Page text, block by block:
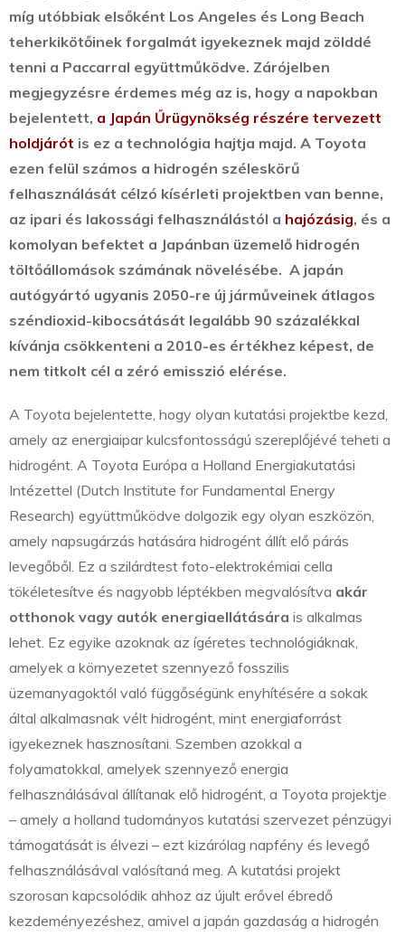
míg utóbbiak elsőként Los Angeles és Long Beach
teherkikötőinek forgalmát igyekeznek majd zölddé
tenni a Paccarral együttműködve. Zárójelben
megjegyzésre érdemes még az is, hogy a napokban
bejelentett, a Japán Űrügynökség részére tervezett
holdjárót is ez a technológia hajtja majd. A Toyota
ezen felül számos a hidrogén széleskörű
felhasználását célzó kísérleti projektben van benne,
az ipari és lakossági felhasználástól a hajózásig, és a
komolyan befektet a Japánban üzemelő hidrogén
töltőállomások számának növelésébe. A japán
autógyártó ugyanis 2050-re új járműveinek átlagos
széndioxid-kibocsátását legalább 90 százalékkal
kívánja csökkenteni a 2010-es értékhez képest, de
nem titkolt cél a zéró emisszió elérése.
A Toyota bejelentette, hogy olyan kutatási projektbe kezd,
amely az energiaipar kulcsfontosságú szereplőjévé teheti a
hidrogént. A Toyota Európa a Holland Energiakutatási
Intézettel (Dutch Institute for Fundamental Energy
Research) együttműködve dolgozik egy olyan eszközön,
amely napsugárzás hatására hidrogént állít elő párás
levegőből. Ez a szilárdtest foto-elektrokémiai cella
tökéletesítve és nagyobb léptékben megvalósítva akár
otthonok vagy autók energiaellátására is alkalmas
lehet. Ez egyike azoknak az ígéretes technológiáknak,
amelyek a környezetet szennyező fosszilis
üzemanyagoktól való függőségünk enyhítésére a sokak
által alkalmasnak vélt hidrogént, mint energiaforrást
igyekeznek hasznosítani. Szemben azokkal a
folyamatokkal, amelyek szennyező energia
felhasználásával állítanak elő hidrogént, a Toyota projektje
– amely a holland tudományos kutatási szervezet pénzügyi
támogatását is élvezi – ezt kizárólag napfény és levegő
felhasználásával valósítaná meg. A kutatási projekt
szorosan kapcsolódik ahhoz az újult erővel ébredő
kezdeményezéshez, amivel a japán gazdaság a hidrogén